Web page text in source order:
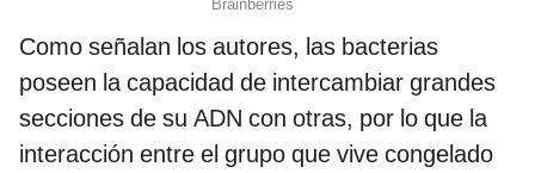
Como señalan los autores, las bacterias
poseen la capacidad de intercambiar grandes
secciones de su ADN con otras, por lo que la
interacción entre el grupo que vive congelado